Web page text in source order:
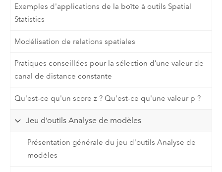
Exemples d'applications de la boîte à outils Spatial
Statistics
Modélisation de relations spatiales
Pratiques conseillées pour la sélection d’une valeur de
canal de distance constante
Qu'est-ce qu'un score z ? Qu'est-ce qu'une valeur p ?
Jeu d’outils Analyse de modèles
Présentation générale du jeu d'outils Analyse de
modèles